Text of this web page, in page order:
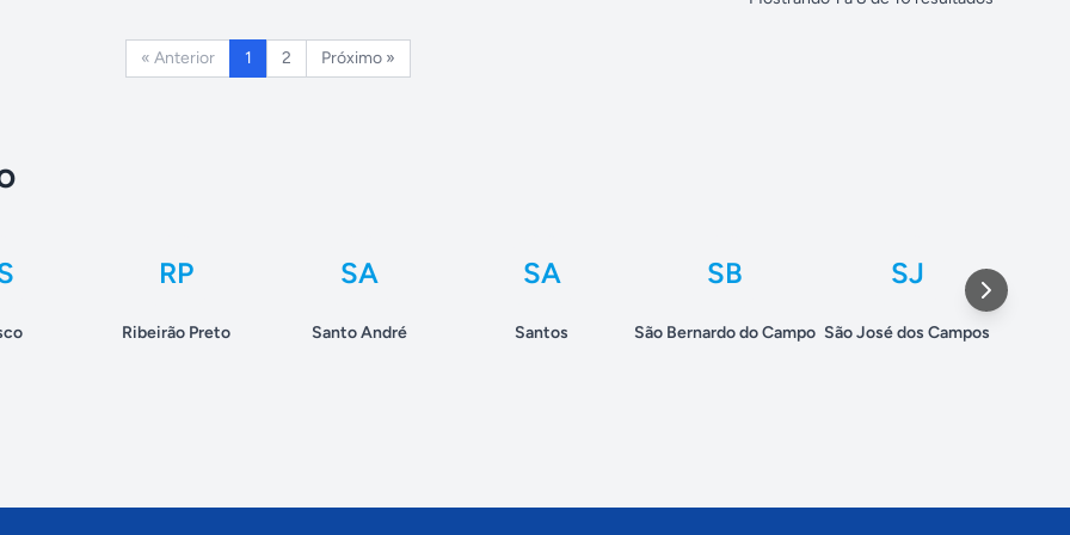
« Anterior 1 2 Próximo »
RP
Ribeirão Preto
SA
Santo André
SA
Santos
SB
São Bernardo do Campo
SJ
São José dos Campos